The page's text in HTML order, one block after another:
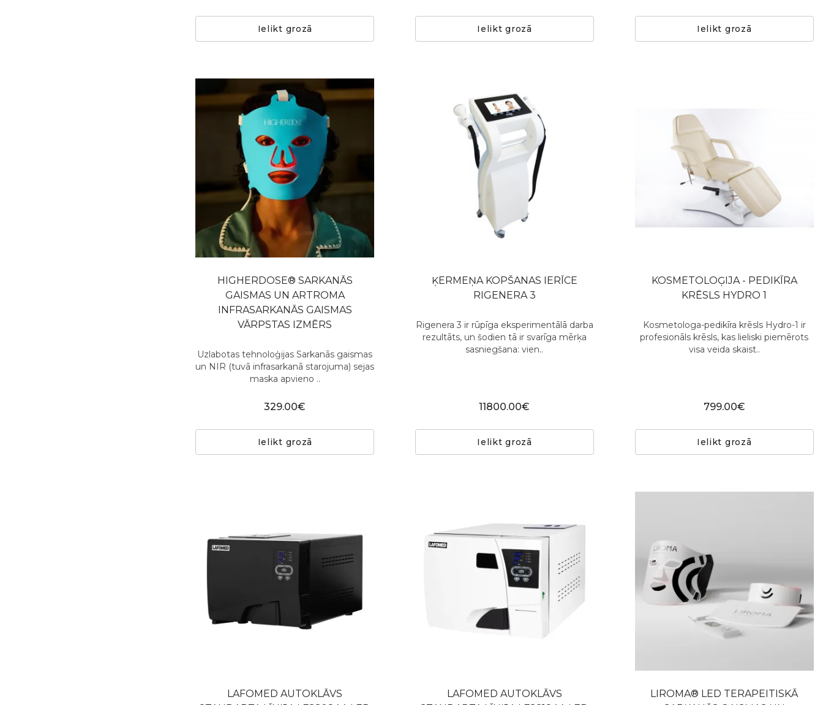
Ielikt grozā Ielikt grozā Ielikt grozā
HIGHERDOSE® SARKANĀS
GAISMAS UN ARTROMA
INFRASARKANĀS GAISMAS
VĀRPSTAS IZMĒRS
Uzlabotas tehnoloģijas Sarkanās gaismas
un NIR (tuvā infrasarkanā starojuma) sejas
maska apvieno ..
329.00€
Ielikt grozā
ĶERMEŅA KOPŠANAS IERĪCE
RIGENERA 3
Rigenera 3 ir rūpīga eksperimentālā darba
rezultāts, un šodien tā ir svarīga mērķa
sasniegšana: vien..
11800.00€
Ielikt grozā
KOSMETOLOĢIJA - PEDIKĪRA
KRĒSLS HYDRO 1
Kosmetologa-pedikīra krēsls Hydro-1 ir
profesionāls krēsls, kas lieliski piemērots
visa veida skaist..
799.00€
Ielikt grozā
LAFOMED AUTOKLĀVS
LAFOMED AUTOKLĀVS
LIROMA® LED TERAPEITISKĀ